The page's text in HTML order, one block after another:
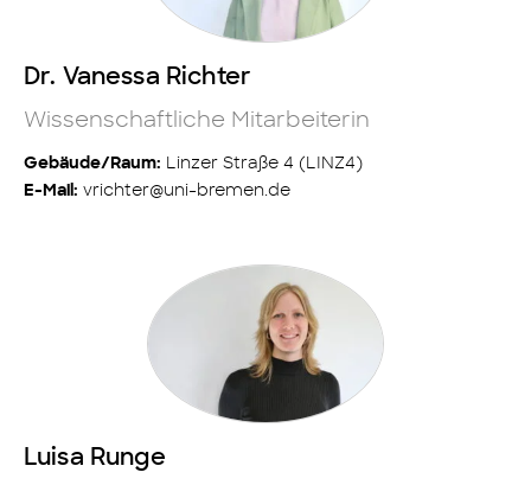
Dr. Vanessa Richter
Wissenschaftliche Mitarbeiterin
Gebäude/Raum: Linzer Straße 4 (LINZ4)
E-Mail: vrichter@uni-bremen.de
Luisa Runge